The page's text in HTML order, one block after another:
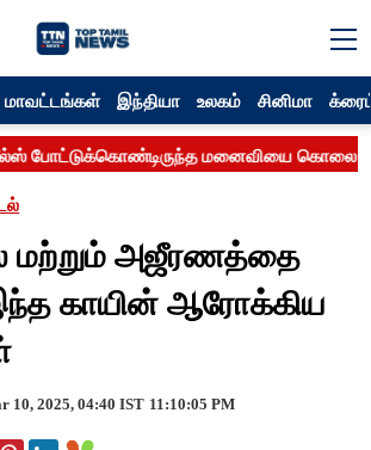
மாவட்டங்கள் இந்தியா உலகம் சினிமா
மற்றும் அஜீரணத்தை
காயின் ஆரோக்கிய
10, 2025, 04:40 IST 11:10:05 PM